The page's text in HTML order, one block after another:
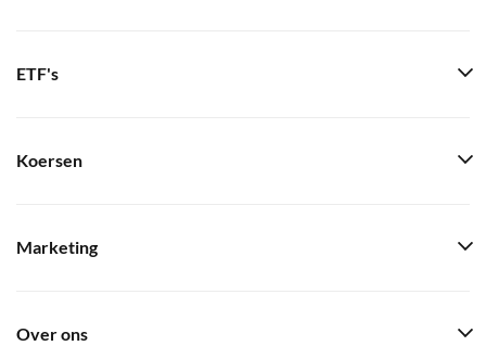
ETF's
Koersen
Marketing
Over ons